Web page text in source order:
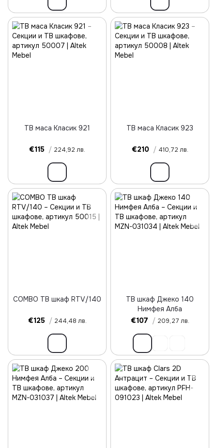
ТВ маса Класик 921
€115 / 224,92 лв.
ТВ маса Класик 923
€210 / 410,72 лв.
COMBO ТВ шкаф RTV/140
€125 / 244,48 лв.
ТВ шкаф Джеко 140
Нимфея Алба
€107 / 209,27 лв.